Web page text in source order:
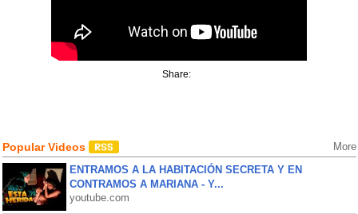
Share:
Popular Videos More
ENTRAMOS A LA HABITACIÓN SECRETA Y EN
CONTRAMOS A MARIANA - Y...
youtube.com